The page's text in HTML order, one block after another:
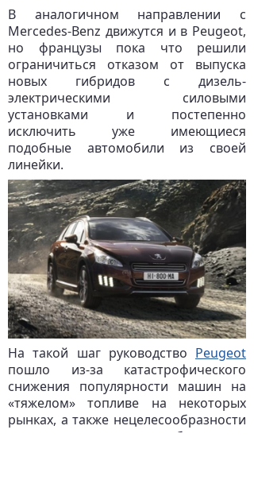
В аналогичном направлении с
Mercedes-Benz движутся и в Peugeot,
но французы пока что решили
ограничиться отказом от выпуска
новых гибридов с дизель-
электрическими силовыми
установками и постепенно
исключить уже имеющиеся
подобные автомобили из своей
линейки.
На такой шаг руководство Peugeot
пошло из-за катастрофического
снижения популярности машин на
«тяжелом» топливе на некоторых
рынках, а также нецелесообразности
выпуска дизельных гибридов с